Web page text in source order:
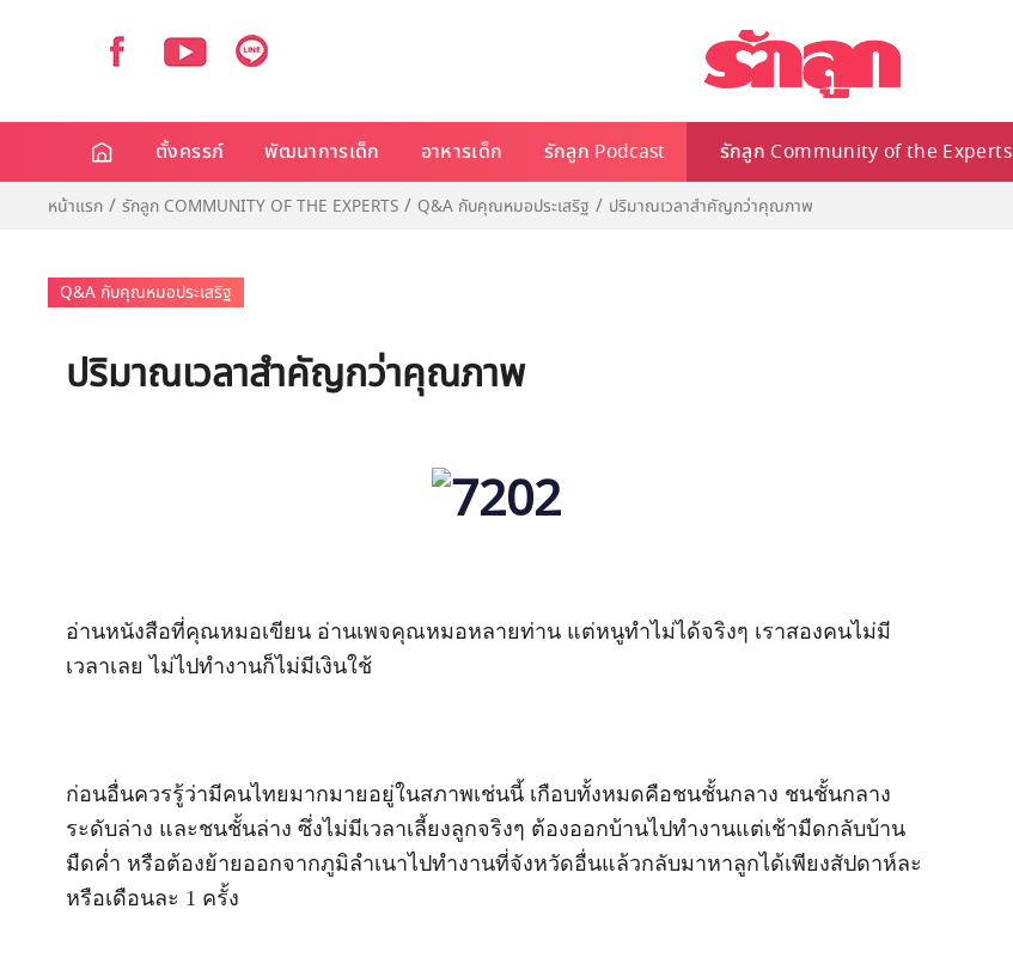
ตั้งครรภ์ พัฒนาการเด็ก อาหารเด็ก รักลูก Podcast รักลูก Community of the Experts
หน้าแรก รักลูก COMMUNITY OF THE EXPERTS Q&A กับคุณหมอประเสริฐ ปริมาณเวลาสำคัญกว่าคุณภาพ
Q&A กับคุณหมอประเสริฐ
ปริมาณเวลาสำคัญกว่าคุณภาพ
อ่านหนังสือที่คุณหมอเขียน อ่านเพจคุณหมอหลายท่าน แต่หนูทำไม่ได้จริงๆ เราสองคนไม่มี
เวลาเลย ไม่ไปทำงานก็ไม่มีเงินใช้
ก่อนอื่นควรรู้ว่ามีคนไทยมากมายอยู่ในสภาพเช่นนี้ เกือบทั้งหมดคือชนชั้นกลาง ชนชั้นกลาง
ระดับล่าง และชนชั้นล่าง ซึ่งไม่มีเวลาเลี้ยงลูกจริงๆ ต้องออกบ้านไปทำงานแต่เช้ามืดกลับบ้าน
มืดค่ำ หรือต้องย้ายออกจากภูมิลำเนาไปทำงานที่จังหวัดอื่นแล้วกลับมาหาลูกได้เพียงสัปดาห์ละ
หรือเดือนละ 1 ครั้ง